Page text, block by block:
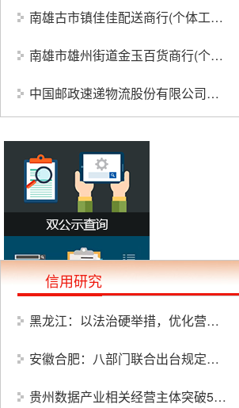
南雄古市镇佳佳配送商行(个体工商户)
南雄市雄州街道金玉百货商行(个体工商户)
中国邮政速递物流股份有限公司广东省南雄市分公司
信用研究
黑龙江：以法治硬举措，优化营商软环境
安徽合肥：八部门联合出台规定，依法规制牟利性投诉举报行为
贵州数据产业相关经营主体突破5.6万家